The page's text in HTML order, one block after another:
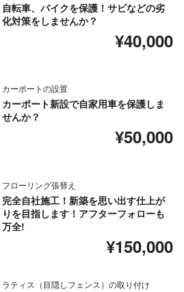
自転車、バイクを保護！サビなどの劣
化対策をしませんか？
¥40,000
カーポートの設置
カーポート新設で自家用車を保護しま
せんか？
¥50,000
フローリング張替え
完全自社施工！新築を思い出す仕上が
りを目指します！アフターフォローも
万全!
¥150,000
ラティス（目隠しフェンス）の取り付け